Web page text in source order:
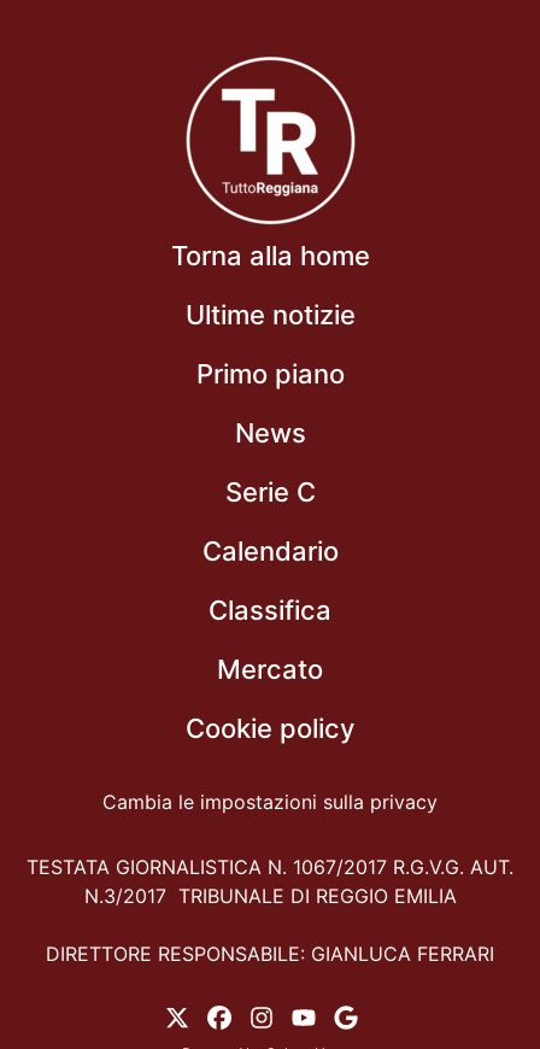
Torna alla home
Ultime notizie
Primo piano
News
Serie C
Calendario
Classifica
Mercato
Cookie policy
Cambia le impostazioni sulla privacy
TESTATA GIORNALISTICA N. 1067/2017 R.G.V.G. AUT.
N.3/2017 TRIBUNALE DI REGGIO EMILIA
DIRETTORE RESPONSABILE: GIANLUCA FERRARI